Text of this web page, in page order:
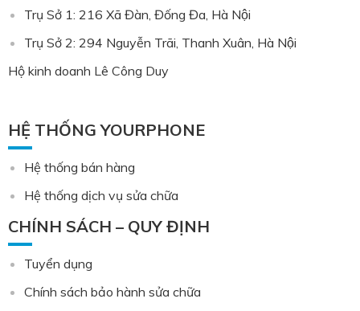
Trụ Sở 1: 216 Xã Đàn, Đống Đa, Hà Nội
Trụ Sở 2: 294 Nguyễn Trãi, Thanh Xuân, Hà Nội
Hộ kinh doanh Lê Công Duy
HỆ THỐNG YOURPHONE
Hệ thống bán hàng
Hệ thống dịch vụ sửa chữa
CHÍNH SÁCH – QUY ĐỊNH
Tuyển dụng
Chính sách bảo hành sửa chữa